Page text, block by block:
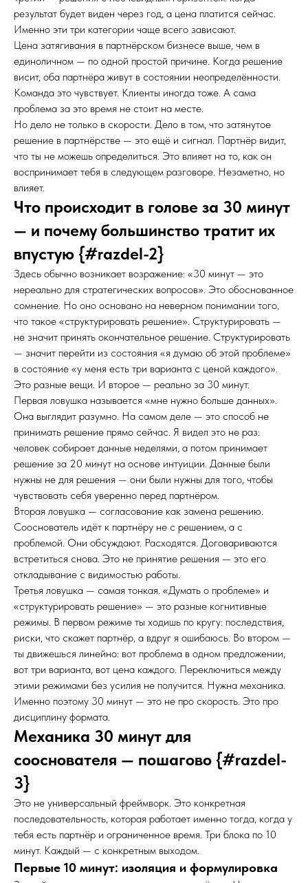
результат будет виден через год, а цена платится сейчас.
Именно эти три категории чаще всего зависают.
Цена затягивания в партнёрском бизнесе выше, чем в
единоличном — по одной простой причине. Когда решение
висит, оба партнёра живут в состоянии неопределённости.
Команда это чувствует. Клиенты иногда тоже. А сама
проблема за это время не стоит на месте.
Но дело не только в скорости. Дело в том, что затянутое
решение в партнёрстве — это ещё и сигнал. Партнёр видит,
что ты не можешь определиться. Это влияет на то, как он
воспринимает тебя в следующем разговоре. Незаметно, но
влияет.
Что происходит в голове за 30 минут
— и почему большинство тратит их
впустую {#razdel-2}
Здесь обычно возникает возражение: «30 минут — это
нереально для стратегических вопросов». Это обоснованное
сомнение. Но оно основано на неверном понимании того,
что такое «структурировать решение». Структурировать —
не значит принять окончательное решение. Структурировать
— значит перейти из состояния «я думаю об этой проблеме»
в состояние «у меня есть три варианта с ценой каждого».
Это разные вещи. И второе — реально за 30 минут.
Первая ловушка называется «мне нужно больше данных».
Она выглядит разумно. На самом деле — это способ не
принимать решение прямо сейчас. Я видел это не раз:
человек собирает данные неделями, а потом принимает
решение за 20 минут на основе интуиции. Данные были
нужны не для решения — они были нужны для того, чтобы
чувствовать себя уверенно перед партнёром.
Вторая ловушка — согласование как замена решению.
Сооснователь идёт к партнёру не с решением, а с
проблемой. Они обсуждают. Расходятся. Договариваются
встретиться снова. Это не принятие решения — это его
откладывание с видимостью работы.
Третья ловушка — самая тонкая. «Думать о проблеме» и
«структурировать решение» — это разные когнитивные
режимы. В первом режиме ты ходишь по кругу: последствия,
риски, что скажет партнёр, а вдруг я ошибаюсь. Во втором —
ты движешься линейно: вот проблема в одном предложении,
вот три варианта, вот цена каждого. Переключиться между
этими режимами без усилия не получится. Нужна механика.
Именно поэтому 30 минут — это не про скорость. Это про
дисциплину формата.
Механика 30 минут для
сооснователя — пошагово {#razdel-
3}
Это не универсальный фреймворк. Это конкретная
последовательность, которая работает именно тогда, когда у
тебя есть партнёр и ограниченное время. Три блока по 10
минут. Каждый — с конкретным выходом.
Первые 10 минут: изоляция и формулировка